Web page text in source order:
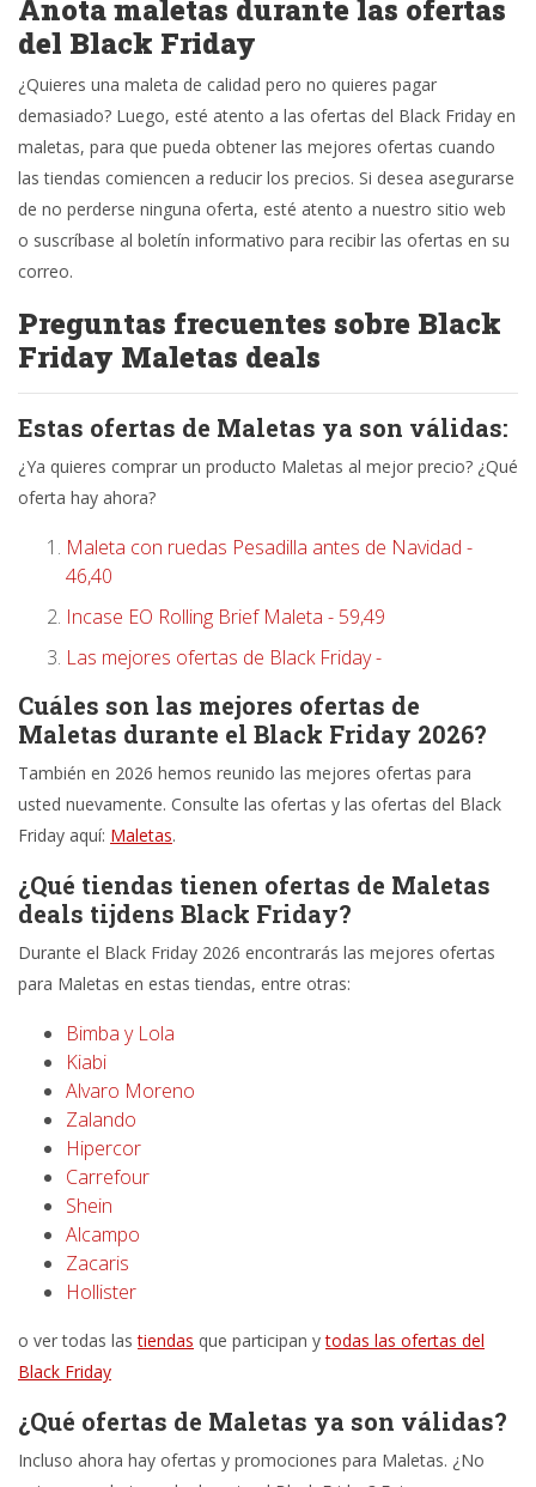
Anota maletas durante las ofertas
del Black Friday
¿Quieres una maleta de calidad pero no quieres pagar
demasiado? Luego, esté atento a las ofertas del Black Friday en
maletas, para que pueda obtener las mejores ofertas cuando
las tiendas comiencen a reducir los precios. Si desea asegurarse
de no perderse ninguna oferta, esté atento a nuestro sitio web
o suscríbase al boletín informativo para recibir las ofertas en su
correo.
Preguntas frecuentes sobre Black
Friday Maletas deals
Estas ofertas de Maletas ya son válidas:
¿Ya quieres comprar un producto Maletas al mejor precio? ¿Qué
oferta hay ahora?
Maleta con ruedas Pesadilla antes de Navidad -
46,40
Incase EO Rolling Brief Maleta - 59,49
Las mejores ofertas de Black Friday -
Cuáles son las mejores ofertas de
Maletas durante el Black Friday 2026?
También en 2026 hemos reunido las mejores ofertas para
usted nuevamente. Consulte las ofertas y las ofertas del Black
Friday aquí: Maletas.
¿Qué tiendas tienen ofertas de Maletas
deals tijdens Black Friday?
Durante el Black Friday 2026 encontrarás las mejores ofertas
para Maletas en estas tiendas, entre otras:
Bimba y Lola
Kiabi
Alvaro Moreno
Zalando
Hipercor
Carrefour
Shein
Alcampo
Zacaris
Hollister
o ver todas lastiendas que participan ytodas las ofertas del
Black Friday
¿Qué ofertas de Maletas ya son válidas?
Incluso ahora hay ofertas y promociones para Maletas. ¿No